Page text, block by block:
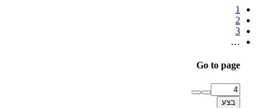
1
2
3
…
Go to page
בצע